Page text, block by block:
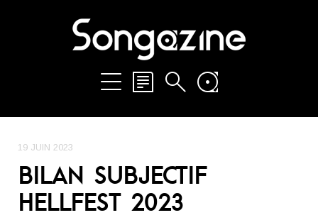
19 JUIN 2023
BILAN SUBJECTIF
HELLFEST 2023